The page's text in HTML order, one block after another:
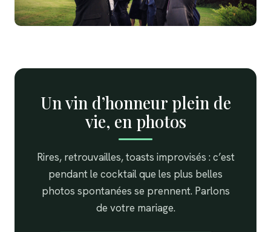
Un vin d’honneur plein de
vie, en photos
Rires, retrouvailles, toasts improvisés : c’est
pendant le cocktail que les plus belles
photos spontanées se prennent. Parlons
de votre mariage.